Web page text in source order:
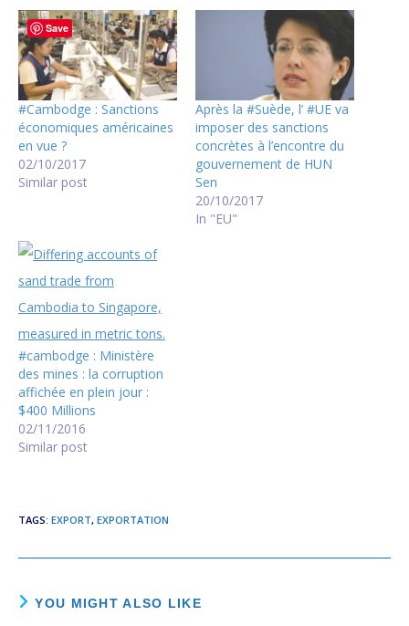
#Cambodge : Sanctions
économiques américaines
en vue ?
02/10/2017
Similar post
Après la #Suède, l’ #UE va
imposer des sanctions
concrètes à l’encontre du
gouvernement de HUN
Sen
20/10/2017
In "EU"
#cambodge : Ministère
des mines : la corruption
affichée en plein jour :
$400 Millions
02/11/2016
Similar post
TAGS: EXPORT, EXPORTATION
YOU MIGHT ALSO LIKE
Save